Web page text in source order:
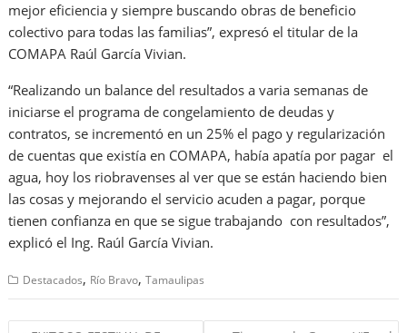
mejor eficiencia y siempre buscando obras de beneficio
colectivo para todas las familias”, expresó el titular de la
COMAPA Raúl García Vivian.
“Realizando un balance del resultados a varia semanas de
iniciarse el programa de congelamiento de deudas y
contratos, se incrementó en un 25% el pago y regularización
de cuentas que existía en COMAPA, había apatía por pagar el
agua, hoy los riobravenses al ver que se están haciendo bien
las cosas y mejorando el servicio acuden a pagar, porque
tienen confianza en que se sigue trabajando con resultados”,
explicó el Ing. Raúl García Vivian.
Destacados, Río Bravo,Tamaulipas